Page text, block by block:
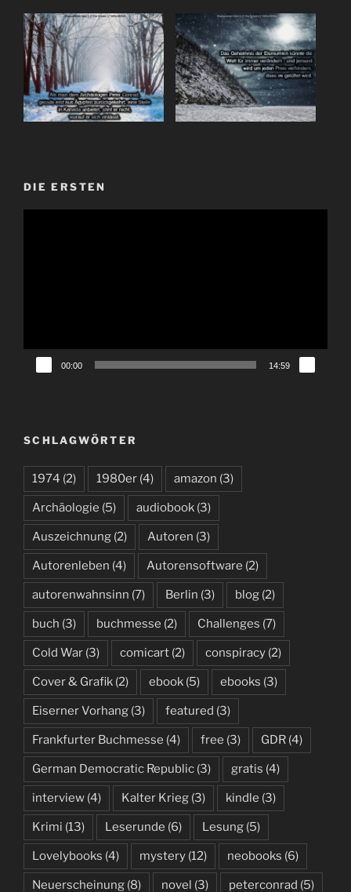
DIE ERSTEN
00:00 14:59
SCHLAGWÖRTER
1974 (2) 1980er (4) amazon (3)
Archäologie (5) audiobook (3)
Auszeichnung (2) Autoren (3)
Autorenleben (4) Autorensoftware (2)
autorenwahnsinn (7) Berlin (3) blog (2)
buch (3) buchmesse (2) Challenges (7)
Cold War (3) comicart (2) conspiracy (2)
Cover & Grafik (2) ebook (5) ebooks (3)
Eiserner Vorhang (3) featured (3)
Frankfurter Buchmesse (4) free (3) GDR (4)
German Democratic Republic (3) gratis (4)
interview (4) Kalter Krieg (3) kindle (3)
Krimi (13) Leserunde (6) Lesung (5)
Lovelybooks (4) mystery (12) neobooks (6)
Neuerscheinung (8) novel (3) peterconrad (5)